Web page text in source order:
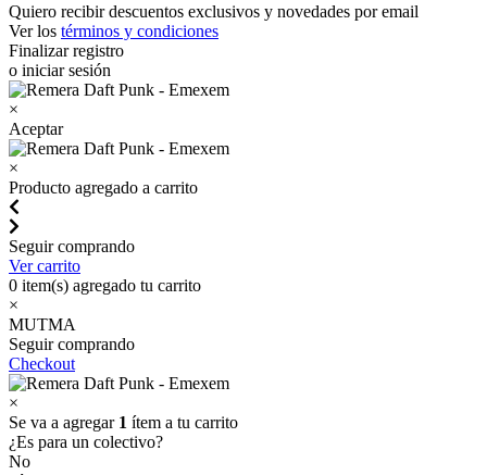
Quiero recibir descuentos exclusivos y novedades por email
Ver los términos y condiciones
Finalizar registro
o iniciar sesión
×
Aceptar
×
Producto agregado a carrito
Seguir comprando
Ver carrito
0 item(s) agregado tu carrito
×
MUTMA
Seguir comprando
Checkout
×
Se va a agregar 1 ítem a tu carrito
¿Es para un colectivo?
No